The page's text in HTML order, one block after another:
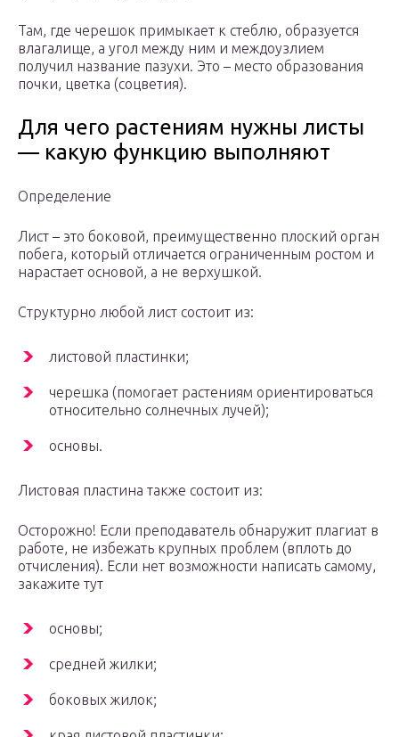
Там, где черешок примыкает к стеблю, образуется
влагалище, а угол между ним и междоузлием
получил название пазухи. Это – место образования
почки, цветка (соцветия).
Для чего растениям нужны листы
— какую функцию выполняют
Определение
Лист – это боковой, преимущественно плоский орган
побега, который отличается ограниченным ростом и
нарастает основой, а не верхушкой.
Структурно любой лист состоит из:
листовой пластинки;
черешка (помогает растениям ориентироваться
относительно солнечных лучей);
основы.
Листовая пластина также состоит из:
Осторожно! Если преподаватель обнаружит плагиат в
работе, не избежать крупных проблем (вплоть до
отчисления). Если нет возможности написать самому,
закажите тут
основы;
средней жилки;
боковых жилок;